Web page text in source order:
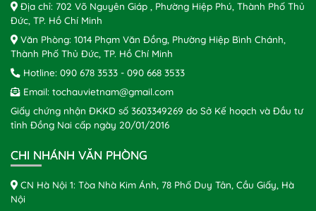
Địa chỉ: 702 Võ Nguyên Giáp , Phường Hiệp Phú, Thành Phố Thủ
Đức, TP. Hồ Chí Minh
Văn Phòng: 1014 Phạm Văn Đồng, Phường Hiệp Bình Chánh,
Thành Phố Thủ Đức, TP. Hồ Chí Minh
Hotline: 090 678 3533 - 090 668 3533
Email: tochauvietnam@gmail.com
Giấy chứng nhận ĐKKD số 3603349269 do Sở Kế hoạch và Đầu tư
tỉnh Đồng Nai cấp ngày 20/01/2016
CHI NHÁNH VĂN PHÒNG
CN Hà Nội 1: Tòa Nhà Kim Ánh, 78 Phố Duy Tân, Cầu Giấy, Hà
Nội